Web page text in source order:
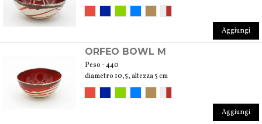
Aggiungi
ORFEO BOWL M
Peso - 440
diametro 10,5, altezza 5 cm
Aggiungi